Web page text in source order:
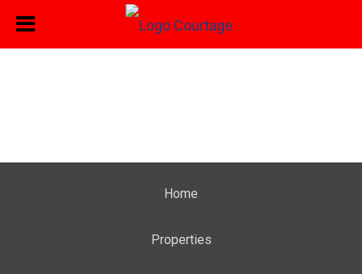
Home
Properties